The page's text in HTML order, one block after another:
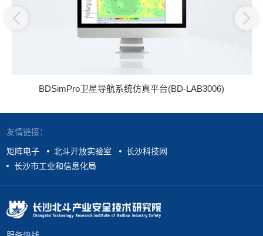
BDSimPro卫星导航系统仿真平台(BD-LAB3006)
友情链接：
矩阵电子 北斗开放实验室
长沙科技网
长沙市工业和信息化局